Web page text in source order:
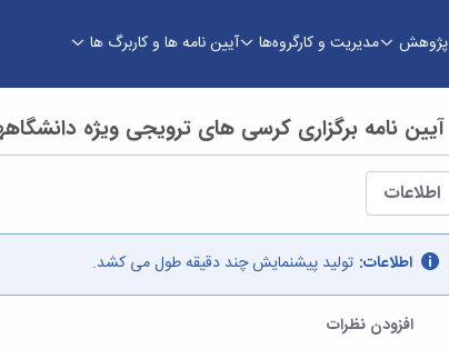
پژوهش مدیریت و کارگروه‌ها آیین نامه ها و کاربرگ ها
بازگشت
آیین نامه برگزاری کرسی های ترویجی ویژه
اطلاعات
اطلاعات: تولید پیشنمایش چند دقیقه طول می کشد.
افزودن نظرات